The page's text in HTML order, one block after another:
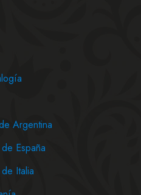
Argentina
España
Italia